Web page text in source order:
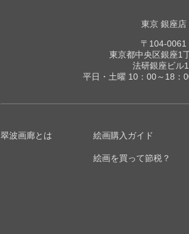
東京 銀座店
〒104-0061
東京都中央区銀座1
法研銀座ビル
平日・土曜 10：00～18：
翠波画廊とは 絵画購入ガイド
絵画を買って節税？